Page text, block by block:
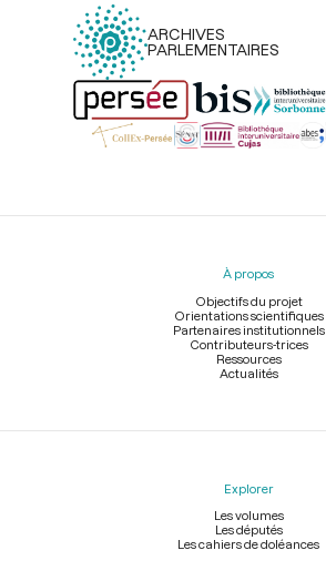
ARCHIVES
PARLEMENTAIRES
Menu
À propos
Objectifs du projet
Orientations scientifiques
Partenaires institutionnels
Contributeurs-trices
Ressources
Actualités
Explorer
Les volumes
Les députés
Les cahiers de doléances